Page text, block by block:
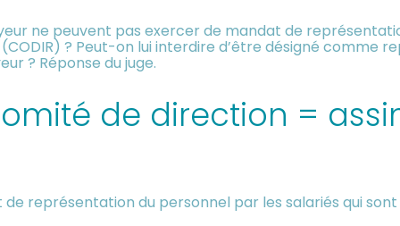
ne peuvent pas exercer de mandat de
? Peut-on lui interdire d’être désigné comme
? Réponse du juge.
de direction =
représentation du personnel par les salariés qui